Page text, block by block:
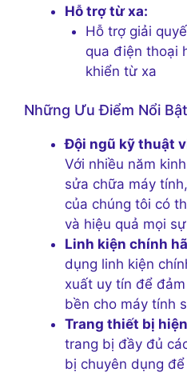
Hỗ trợ từ xa:
Hỗ trợ giải
qua điện thoại
khiển từ xa
Những Ưu Điểm Nổi Bật
Đội ngũ kỹ thuật
Với nhiều năm
sửa chữa máy
của chúng tôi có
và hiệu quả mọi
Linh kiện chính
dụng linh kiện
xuất uy tín để
bền cho máy tính
Trang thiết bị
trang bị đầy đủ
bị chuyên dụng